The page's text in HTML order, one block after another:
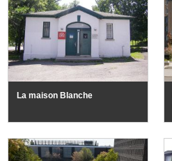
La maison Blanche